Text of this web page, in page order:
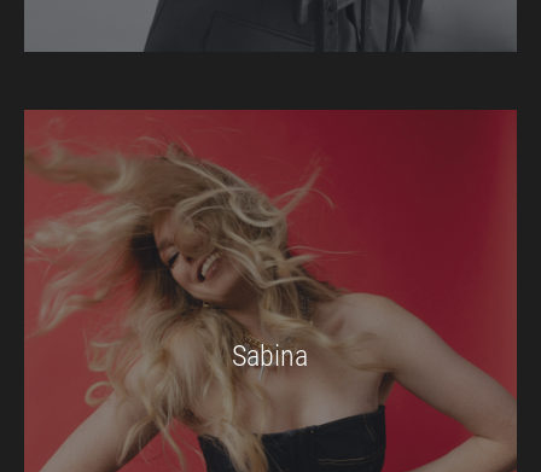
Sabina